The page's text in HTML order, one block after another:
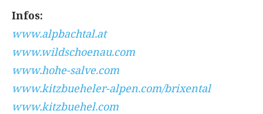
Infos:
www.alpbachtal.at
www.wildschoenau.com
www.hohe-salve.com
www.kitzbueheler-alpen.com/brixental
www.kitzbuehel.com